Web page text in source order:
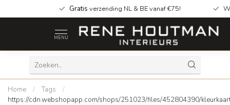
Gratis verzending NL & BE vanaf €75!
MENU
Home / Tags
/
https://cdn.webshopapp.com/shops/251023/files/452804390/